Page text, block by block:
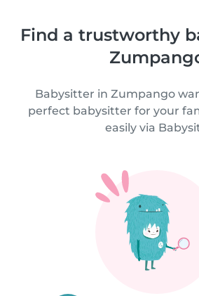
Find a trustworthy
Babysitter in Zumpango
perfect babysitter for your
easily via